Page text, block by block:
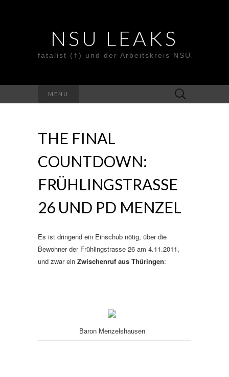
NSU LEAKS
fatalist (†) und der Arbeitskreis NSU
MENU
Suche
nach:
THE FINAL
COUNTDOWN:
FRÜHLINGSTRASSE
26 UND PD MENZEL
Es ist dringend ein Einschub nötig, über die
Bewohner der Frühlingstrasse 26 am 4.11.2011,
und zwar ein Zwischenruf aus Thüringen:
Baron Menzelshausen